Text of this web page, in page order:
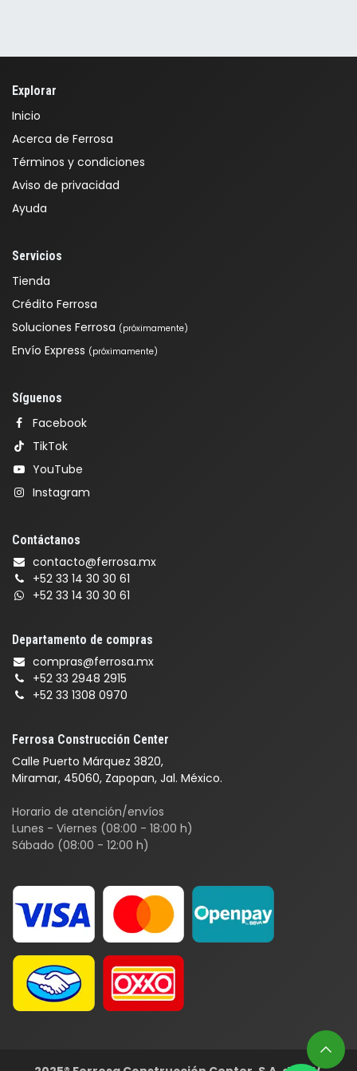
Explorar
Inicio
Acerca de Ferrosa
Términos y condiciones
Aviso de privacidad
Ayuda
Servicios
Tienda
Crédito Ferrosa
Soluciones Ferrosa (próximamente)
Envío Express (próximamente)
Ferrosa Construcción Center
Calle Puerto Márquez 3820,
Miramar, 45060, Zapopan, Jal. México.
Horario de atención/envíos
Lunes - Viernes (08:00 - 18:00 h)
Sábado (08:00 - 12:00 h)
Síguenos
Facebook
TikTok
YouTube
Instagram
Contáctanos
contacto@ferrosa.mx
+52 33 14 30 30 61
+52 33 14 30 30 61
Departamento de compras
compras@ferrosa.mx
+52 33 2948 2915
+52 33 1308 0970